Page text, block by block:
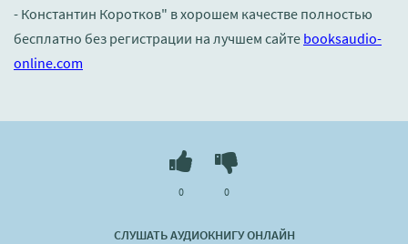
- Константин Коротков" в хорошем качестве полностью
бесплатно без регистрации на лучшем сайте booksaudio-
online.com
СЛУШАТЬ АУДИОКНИГУ ОНЛАЙН
0 0